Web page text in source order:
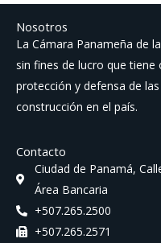
Nosotros
La Cámara Panameña de
sin fines de lucro que
protección y defensa de
construcción en el país.
Contacto
Ciudad de Panamá,
Área Bancaria
+507.265.2500
+507.265.2571